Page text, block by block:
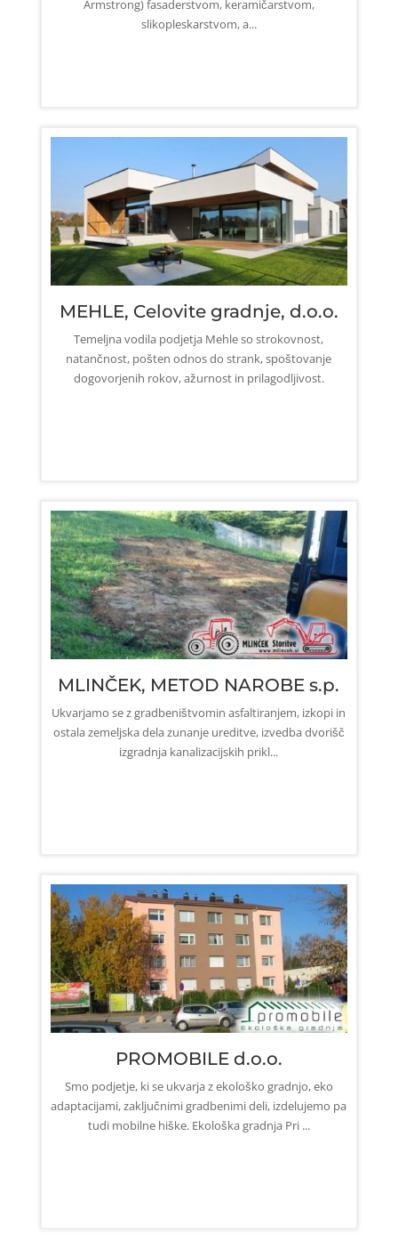
Armstrong) fasaderstvom, keramičarstvom,
slikopleskarstvom, a...
MEHLE, Celovite gradnje, d.o.o.
Temeljna vodila podjetja Mehle so strokovnost,
natančnost, pošten odnos do strank, spoštovanje
dogovorjenih rokov, ažurnost in prilagodljivost.
MLINČEK, METOD NAROBE s.p.
Ukvarjamo se z gradbeništvomin asfaltiranjem, izkopi in
ostala zemeljska dela zunanje ureditve, izvedba dvorišč
izgradnja kanalizacijskih prikl...
PROMOBILE d.o.o.
Smo podjetje, ki se ukvarja z ekološko gradnjo, eko
adaptacijami, zaključnimi gradbenimi deli, izdelujemo pa
tudi mobilne hiške. Ekološka gradnja Pri ...